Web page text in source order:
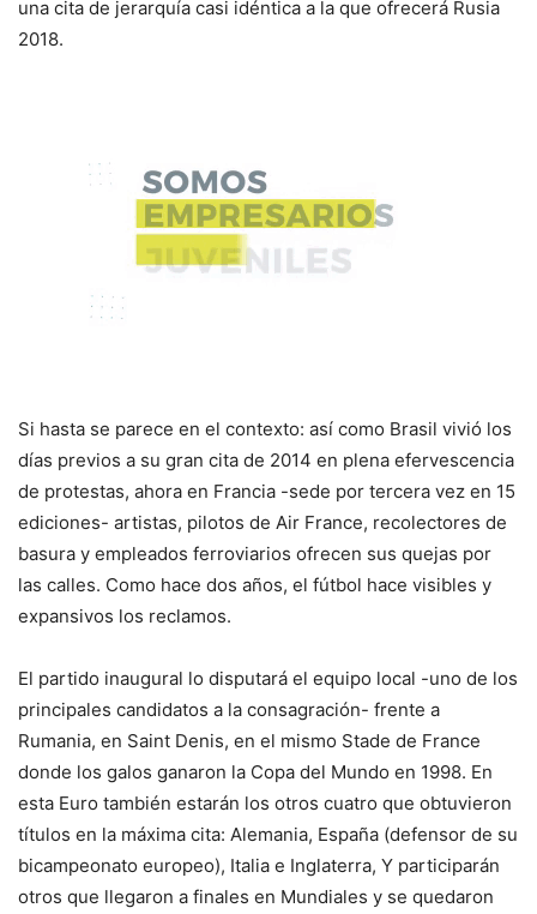
una cita de jerarquía casi idéntica a la que ofrecerá Rusia
2018.
Si hasta se parece en el contexto: así como Brasil vivió los
días previos a su gran cita de 2014 en plena efervescencia
de protestas, ahora en Francia -sede por tercera vez en 15
ediciones- artistas, pilotos de Air France, recolectores de
basura y empleados ferroviarios ofrecen sus quejas por
las calles. Como hace dos años, el fútbol hace visibles y
expansivos los reclamos.
El partido inaugural lo disputará el equipo local -uno de los
principales candidatos a la consagración- frente a
Rumania, en Saint Denis, en el mismo Stade de France
donde los galos ganaron la Copa del Mundo en 1998. En
esta Euro también estarán los otros cuatro que obtuvieron
títulos en la máxima cita: Alemania, España (defensor de su
bicampeonato europeo), Italia e Inglaterra, Y participarán
otros que llegaron a finales en Mundiales y se quedaron